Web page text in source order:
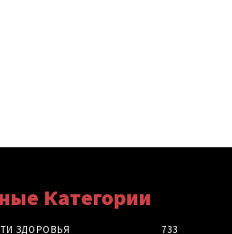
Категории
ЗДОРОВЬЯ
733